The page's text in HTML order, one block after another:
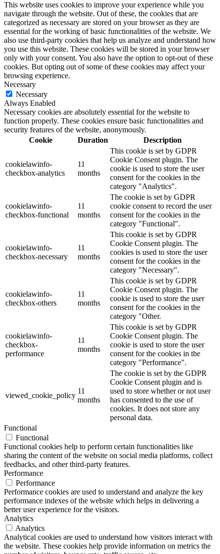
This website uses cookies to improve your experience while you
navigate through the website. Out of these, the cookies that are
categorized as necessary are stored on your browser as they are
essential for the working of basic functionalities of the website. We
also use third-party cookies that help us analyze and understand how
you use this website. These cookies will be stored in your browser
only with your consent. You also have the option to opt-out of these
cookies. But opting out of some of these cookies may affect your
browsing experience.
Necessary
Necessary
Always Enabled
Necessary cookies are absolutely essential for the website to
function properly. These cookies ensure basic functionalities and
security features of the website, anonymously.
Cookie
Duration Description
cookielawinfo-
checkbox-analytics
11
months
This cookie is set by GDPR
Cookie Consent plugin. The
cookie is used to store the user
consent for the cookies in the
category "Analytics".
cookielawinfo-
checkbox-functional
11
months
The cookie is set by GDPR
cookie consent to record the user
consent for the cookies in the
category "Functional".
cookielawinfo-
checkbox-necessary
11
months
This cookie is set by GDPR
Cookie Consent plugin. The
cookies is used to store the user
consent for the cookies in the
category "Necessary".
cookielawinfo-
checkbox-others
11
months
This cookie is set by GDPR
Cookie Consent plugin. The
cookie is used to store the user
consent for the cookies in the
category "Other.
cookielawinfo-
checkbox-
performance
11
months
This cookie is set by GDPR
Cookie Consent plugin. The
cookie is used to store the user
consent for the cookies in the
category "Performance".
viewed_cookie_policy
11
months
The cookie is set by the GDPR
Cookie Consent plugin and is
used to store whether or not user
has consented to the use of
cookies. It does not store any
personal data.
Functional
Functional
Functional cookies help to perform certain functionalities like
sharing the content of the website on social media platforms, collect
feedbacks, and other third-party features.
Performance
Performance
Performance cookies are used to understand and analyze the key
performance indexes of the website which helps in delivering a
better user experience for the visitors.
Analytics
Analytics
Analytical cookies are used to understand how visitors interact with
the website. These cookies help provide information on metrics the